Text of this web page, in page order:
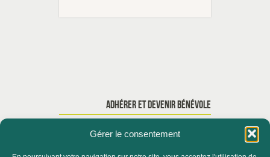
Gérer le consentement
ADHÉRER ET DEVENIR BÉNÉVOLE